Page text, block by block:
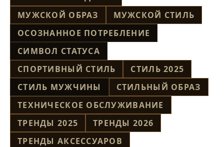
МУЖСКОЙ ОБРАЗ
МУЖСКОЙ СТИЛЬ
ОСОЗНАННОЕ ПОТРЕБЛЕНИЕ
СИМВОЛ СТАТУСА
СПОРТИВНЫЙ СТИЛЬ
СТИЛЬ 2025
СТИЛЬ МУЖЧИНЫ
СТИЛЬНЫЙ ОБРАЗ
ТЕХНИЧЕСКОЕ ОБСЛУЖИВАНИЕ
ТРЕНДЫ 2025
ТРЕНДЫ 2026
ТРЕНДЫ АКСЕССУАРОВ